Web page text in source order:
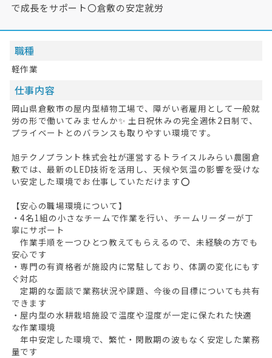
で成長をサポート〇倉敷の安定就労
職種
軽作業
仕事内容
岡山県倉敷市の屋内型植物工場で、障がい者雇用として一般就
労の形で働いてみませんか✨ 土日祝休みの完全週休2日制で、
プライベートとのバランスも取りやすい環境です。
旭テクノプラント株式会社が運営するトライスルみらい農園倉
敷では、最新のLED技術を活用し、天候や気温の影響を受けな
い安定した環境でお仕事していただけます⭕
【安心の職場環境について】
・4名1組の小さなチームで作業を行い、チームリーダーが丁
寧にサポート
作業手順を一つひとつ教えてもらえるので、未経験の方でも
安心です
・専門の有資格者が施設内に常駐しており、体調の変化にもす
ぐ対応
定期的な面談で業務状況や課題、今後の目標についても共有
できます
・屋内型の水耕栽培施設で温度や湿度が一定に保たれた快適
な作業環境
年中安定した環境で、繁忙・閑散期の波もなく安定した業務
量です